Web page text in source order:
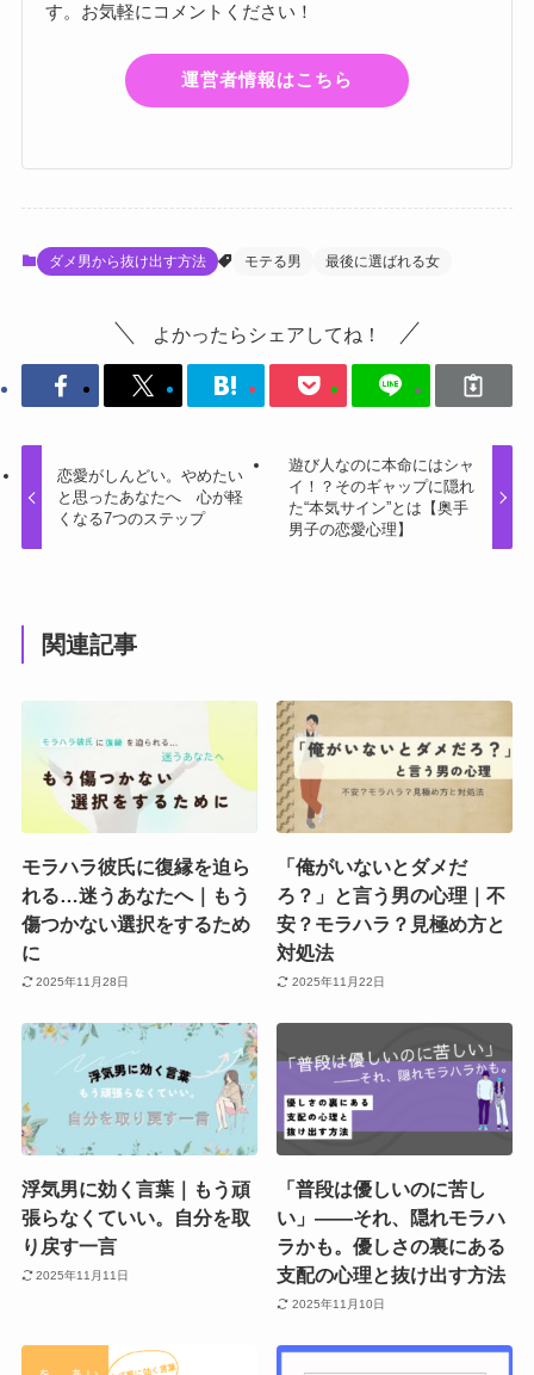
す。お気軽にコメントください！
運営者情報はこちら
ダメ男から抜け出す方法 モテる男 最後に選ばれる女
よかったらシェアしてね！
恋愛がしんどい。やめたい
と思ったあなたへ 心が軽
くなる7つのステップ
遊び人なのに本命にはシャ
イ！？そのギャップに隠れ
た“本気サイン”とは【奥手
男子の恋愛心理】
関連記事
モラハラ彼氏に復縁を迫ら
れる…迷うあなたへ｜もう
傷つかない選択をするため
に
2025年11月28日
「俺がいないとダメだ
ろ？」と言う男の心理｜不
安？モラハラ？見極め方と
対処法
2025年11月22日
浮気男に効く言葉｜もう頑
張らなくていい。自分を取
り戻す一言
2025年11月11日
「普段は優しいのに苦し
い」――それ、隠れモラハ
ラかも。優しさの裏にある
支配の心理と抜け出す方法
2025年11月10日